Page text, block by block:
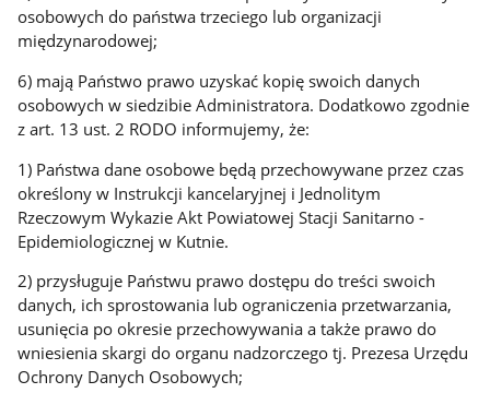
osobowych do państwa trzeciego lub organizacji
międzynarodowej;
6) mają Państwo prawo uzyskać kopię swoich danych
osobowych w siedzibie Administratora. Dodatkowo zgodnie
z art. 13 ust. 2 RODO informujemy, że:
1) Państwa dane osobowe będą przechowywane przez czas
określony w Instrukcji kancelaryjnej i Jednolitym
Rzeczowym Wykazie Akt Powiatowej Stacji Sanitarno -
Epidemiologicznej w Kutnie.
2) przysługuje Państwu prawo dostępu do treści swoich
danych, ich sprostowania lub ograniczenia przetwarzania,
usunięcia po okresie przechowywania a także prawo do
wniesienia skargi do organu nadzorczego tj. Prezesa Urzędu
Ochrony Danych Osobowych;